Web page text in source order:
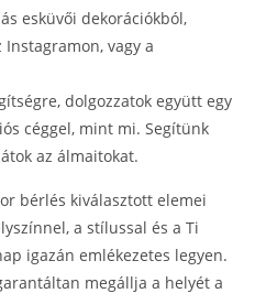
esküvői dekorációkból,
vagy a
dolgozzatok együtt egy
céggel, mint mi. Segítünk
az álmaitokat.
bérlés kiválasztott elemei
a stílussal és a Ti
igazán emlékezetes legyen.
megállja a helyét a